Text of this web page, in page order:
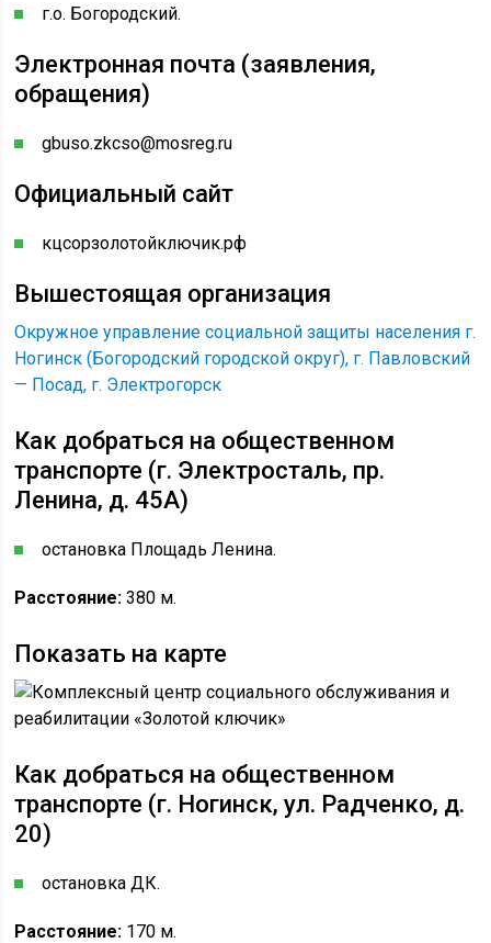
г.о. Богородский.
Электронная почта (заявления,
обращения)
gbuso.zkcso@mosreg.ru
Официальный сайт
кцсорзолотойключик.рф
Вышестоящая организация
Окружное управление социальной защиты населения г.
Ногинск (Богородский городской округ), г. Павловский
— Посад, г. Электрогорск
Как добраться на общественном
транспорте (г. Электросталь, пр.
Ленина, д. 45А)
остановка Площадь Ленина.
Расстояние:380 м.
Показать на карте
Как добраться на общественном
транспорте (г. Ногинск, ул. Радченко, д.
20)
остановка ДК.
Расстояние: 170 м.